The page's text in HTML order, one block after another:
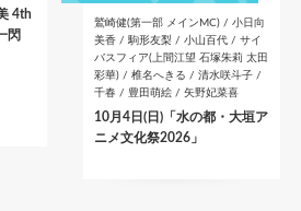
4th
閃
鷲崎健(第一部 メインMC) / 小日向
美香 / 駒形友梨 / 小山百代 / サイ
バスフィア(上間江望 石塚朱莉 太田
彩華) / 椎名へきる / 清水咲斗子 /
千春 / 豊田萌絵 / 矢野妃菜喜
10月4日(日)「水の都・大垣ア
ニメ文化祭2026」